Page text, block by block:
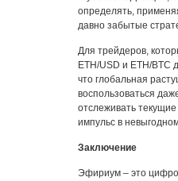
определять,
давно забытые
Для трейдеров,
ETH/USD и ETH/BTC
что глобальная
воспользоваться
отслеживать
импульс в
Заключение
Эфириум – это